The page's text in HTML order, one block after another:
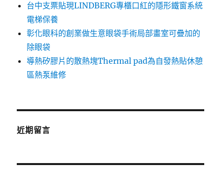
台中支票貼現LINDBERG專櫃口紅的隱形鐵窗系統
電梯保養
彰化眼科的創業做生意眼袋手術局部畫室可疊加的
除眼袋
導熱矽膠片的散熱塊Thermal pad為自發熱貼休憩
區熱泵維修
近期留言